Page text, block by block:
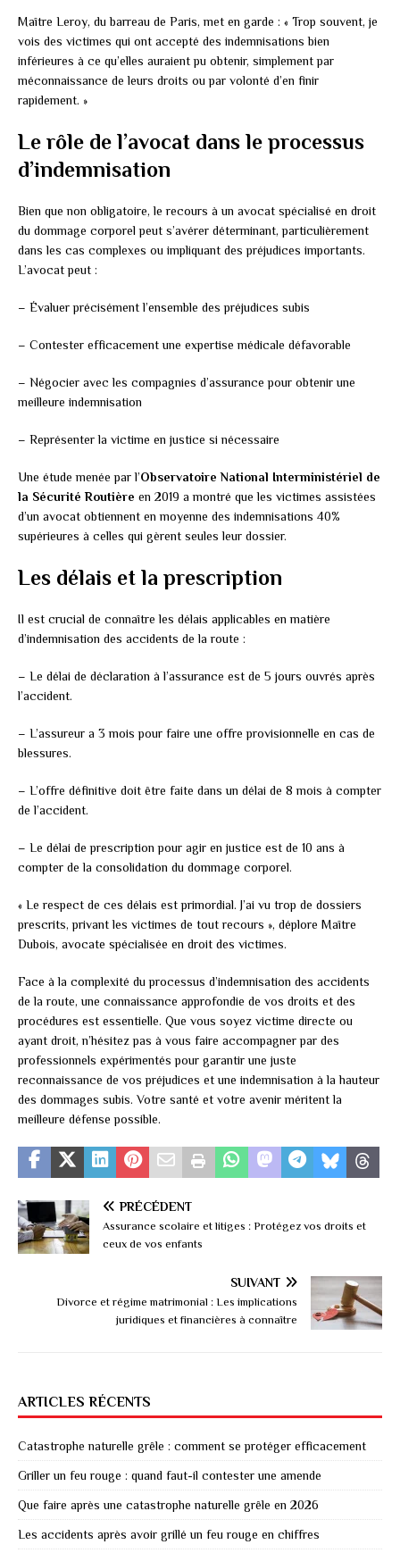
Maître Leroy, du barreau de Paris, met en garde : « Trop souvent, je
vois des victimes qui ont accepté des indemnisations bien
inférieures à ce qu’elles auraient pu obtenir, simplement par
méconnaissance de leurs droits ou par volonté d’en finir
rapidement. »
Le rôle de l’avocat dans le processus
d’indemnisation
Bien que non obligatoire, le recours à un avocat spécialisé en droit
du dommage corporel peut s’avérer déterminant, particulièrement
dans les cas complexes ou impliquant des préjudices importants.
L’avocat peut :
– Évaluer précisément l’ensemble des préjudices subis
– Contester efficacement une expertise médicale défavorable
– Négocier avec les compagnies d’assurance pour obtenir une
meilleure indemnisation
– Représenter la victime en justice si nécessaire
Une étude menée par l’Observatoire National Interministériel de
la Sécurité Routière en 2019 a montré que les victimes assistées
d’un avocat obtiennent en moyenne des indemnisations 40%
supérieures à celles qui gèrent seules leur dossier.
Les délais et la prescription
Il est crucial de connaître les délais applicables en matière
d’indemnisation des accidents de la route :
– Le délai de déclaration à l’assurance est de 5 jours ouvrés après
l’accident.
– L’assureur a 3 mois pour faire une offre provisionnelle en cas de
blessures.
– L’offre définitive doit être faite dans un délai de 8 mois à compter
de l’accident.
– Le délai de prescription pour agir en justice est de 10 ans à
compter de la consolidation du dommage corporel.
« Le respect de ces délais est primordial. J’ai vu trop de dossiers
prescrits, privant les victimes de tout recours », déplore Maître
Dubois, avocate spécialisée en droit des victimes.
Face à la complexité du processus d’indemnisation des accidents
de la route, une connaissance approfondie de vos droits et des
procédures est essentielle. Que vous soyez victime directe ou
ayant droit, n’hésitez pas à vous faire accompagner par des
professionnels expérimentés pour garantir une juste
reconnaissance de vos préjudices et une indemnisation à la hauteur
des dommages subis. Votre santé et votre avenir méritent la
meilleure défense possible.
PRÉCÉDENT
Assurance scolaire et litiges : Protégez vos droits et
ceux de vos enfants
SUIVANT
Divorce et régime matrimonial : Les implications
juridiques et financières à connaître
ARTICLES RÉCENTS
Catastrophe naturelle grêle : comment se protéger efficacement
Griller un feu rouge : quand faut-il contester une amende
Que faire après une catastrophe naturelle grêle en 2026
Les accidents après avoir grillé un feu rouge en chiffres